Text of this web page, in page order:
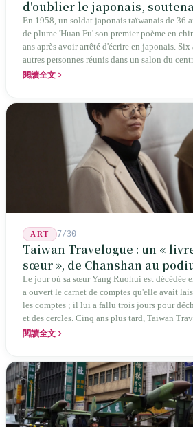
d'oublier le japonais,
poésie chinoise la plus
En 1958, un soldat japonais taïwanais de 36
de plume 'Huan Fu' son premier poème en
ans après avoir arrêté d'écrire en japonais.
autres personnes réunis dans un salon du
transformaient cette expérience de mutisme
jusqu'aux manuels scolaires du collège.
閱讀全文
ART 7/30
Taiwan Travelogue : un «
sœur », de Chanshan au
Le jour où sa sœur Yang Ruohui est décédée
a ouvert le carnet de comptes qu'elle avait
les comptes ; il lui a fallu trois jours pour
et des cercles. Cinq ans plus tard, Taiwan
Chanshan, portait la mention « par Chihako
traduit un livre inexistant sous le nom de sa
閱讀全文